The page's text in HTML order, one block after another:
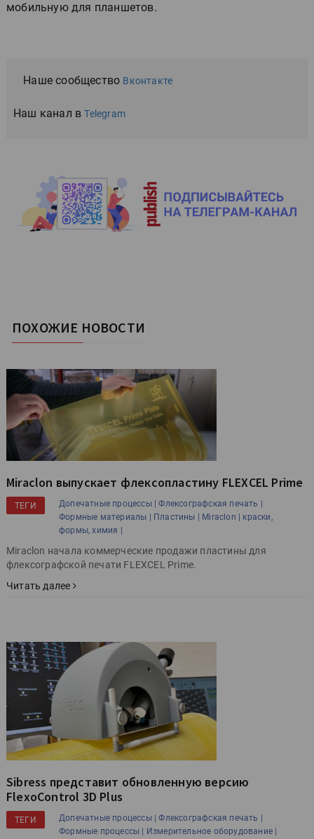
мобильную для планшетов.
Наше сообщество Вконтакте
Наш канал вTelegram
ПОХОЖИЕ НОВОСТИ
Miraclon выпускает флексоплаcтину FLEXCEL Prime
ТЕГИ Допечатные процессы |
Флексографская печать |
Формные материалы |
Пластины | Miraclon |
краски,
формы, химия |
Miraclon начала коммерческие продажи пластины для
флексографской печати FLEXCEL Prime.
Читать далее
Sibress представит обновленную версию
FlexoControl 3D Plus
ТЕГИ Допечатные процессы |
Флексографская печать |
Формные процессы |
Измерительное оборудование |